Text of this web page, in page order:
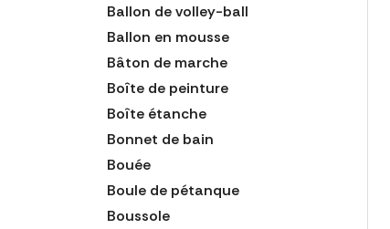
Ballon de volley-ball
Ballon en mousse
Bâton de marche
Boîte de peinture
Boîte étanche
Bonnet de bain
Bouée
Boule de pétanque
Boussole